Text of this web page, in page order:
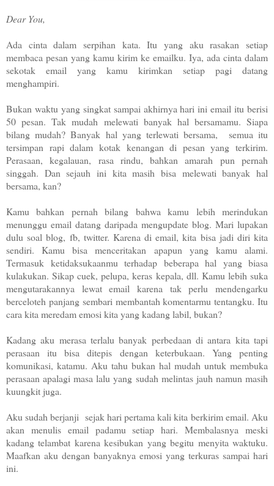
Dear You,
Ada cinta dalam serpihan kata. Itu yang aku rasakan setiap
membaca pesan yang kamu kirim ke emailku. Iya, ada cinta dalam
sekotak email yang kamu kirimkan setiap pagi datang
menghampiri.
Bukan waktu yang singkat sampai akhirnya hari ini email itu berisi
50 pesan. Tak mudah melewati banyak hal bersamamu. Siapa
bilang mudah? Banyak hal yang terlewati bersama, semua itu
tersimpan rapi dalam kotak kenangan di pesan yang terkirim.
Perasaan, kegalauan, rasa rindu, bahkan amarah pun pernah
singgah. Dan sejauh ini kita masih bisa melewati banyak hal
bersama, kan?
Kamu bahkan pernah bilang bahwa kamu lebih merindukan
menunggu email datang daripada mengupdate blog. Mari lupakan
dulu soal blog, fb, twitter. Karena di email, kita bisa jadi diri kita
sendiri. Kamu bisa menceritakan apapun yang kamu alami.
Termasuk ketidaksukaanmu terhadap beberapa hal yang biasa
kulakukan. Sikap cuek, pelupa, keras kepala, dll. Kamu lebih suka
mengutarakannya lewat email karena tak perlu mendengarku
berceloteh panjang sembari membantah komentarmu tentangku. Itu
cara kita meredam emosi kita yang kadang labil, bukan?
Kadang aku merasa terlalu banyak perbedaan di antara kita tapi
perasaan itu bisa ditepis dengan keterbukaan. Yang penting
komunikasi, katamu. Aku tahu bukan hal mudah untuk membuka
perasaan apalagi masa lalu yang sudah melintas jauh namun masih
kuungkit juga.
Aku sudah berjanji sejak hari pertama kali kita berkirim email. Aku
akan menulis email padamu setiap hari. Membalasnya meski
kadang telambat karena kesibukan yang begitu menyita waktuku.
Maafkan aku dengan banyaknya emosi yang terkuras sampai hari
ini.